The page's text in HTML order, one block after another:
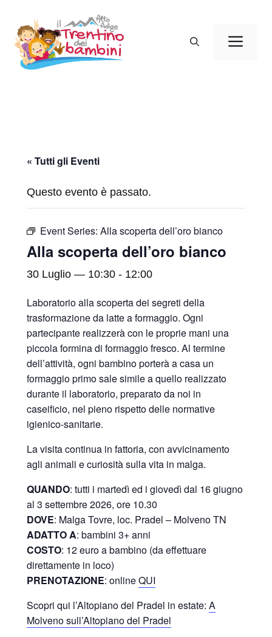
contenuto
« Tutti gli Eventi
Questo evento è passato.
Event Series: Alla scoperta dell’oro bianco
Alla scoperta dell’oro bianco
30 Luglio — 10:30 - 12:00
Laboratorio alla scoperta dei segreti della
trasformazione da latte a formaggio. Ogni
partecipante realizzerà con le proprie mani una
piccola formina di formaggio fresco. Al termine
dell’attività, ogni bambino porterà a casa un
formaggio primo sale simile a quello realizzato
durante il laboratorio, preparato da noi in
caseificio, nel pieno rispetto delle normative
igienico-sanitarie.
La visita continua in fattoria, con avvicinamento
agli animali e curiosità sulla vita in malga.
QUANDO: tutti i martedì ed i giovedì dal 16 giugno
al 3 settembre 2026, ore 10.30
DOVE: Malga Tovre, loc. Pradel – Molveno TN
ADATTO A: bambini 3+ anni
COSTO: 12 euro a bambino (da effettuare
direttamente in loco)
PRENOTAZIONE: onlineQUI
Scopri qui l’Altopiano del Pradel in estate: A
Molveno sull’Altopiano del Pradel